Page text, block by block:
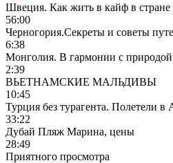
Швеция. Как жить в кайф в
56:00
Черногория.Секреты и советы
6:38
Монголия. В гармонии с природой
2:39
ВЬЕТНАМСКИЕ МАЛЬДИВЫ
10:45
Турция без турагента. Полетели в
33:22
Дубай Пляж Марина, цены
28:49
Приятного просмотра